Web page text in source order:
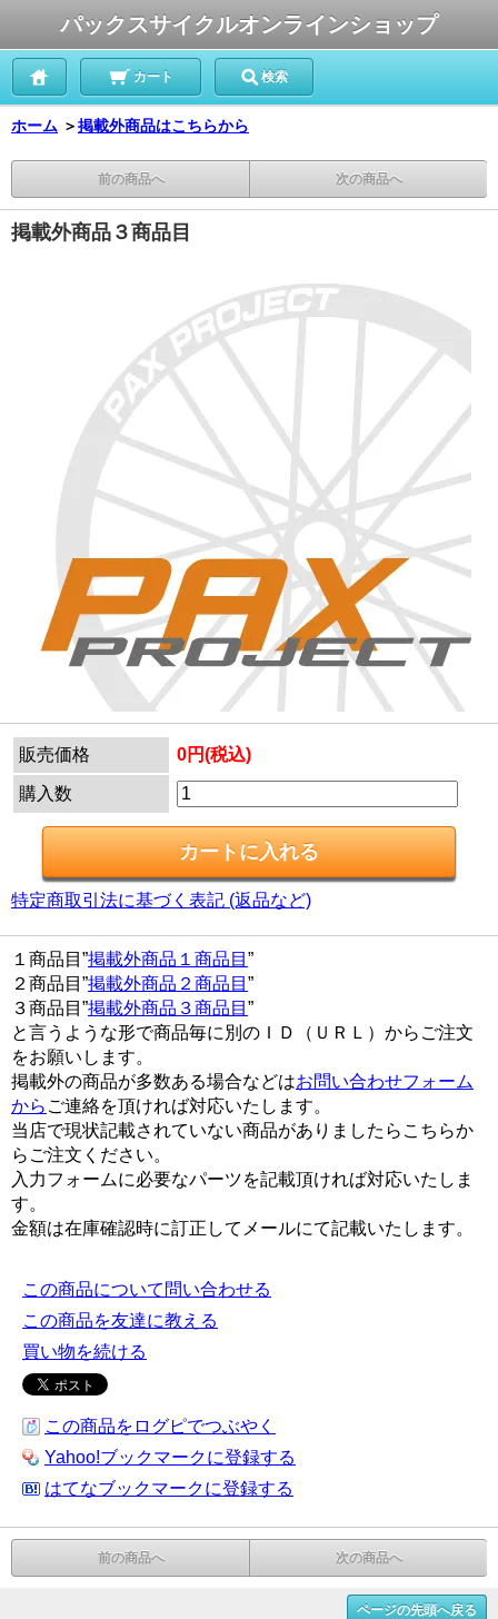
パックスサイクルオンラインショップ
カート 検索
ホーム ＞掲載外商品はこちらから
前の商品へ 次の商品へ
掲載外商品３商品目
販売価格 0円(税込)
購入数
特定商取引法に基づく表記 (返品など)
１商品目”掲載外商品１商品目 ”
２商品目”掲載外商品２商品目 ”
３商品目”掲載外商品３商品目 ”
と言うような形で商品毎に別のＩＤ（ＵＲＬ）からご注文
をお願いします。
掲載外の商品が多数ある場合などはお問い合わせフォーム
から ご連絡を頂ければ対応いたします。
当店で現状記載されていない商品がありましたらこちらか
らご注文ください。
入力フォームに必要なパーツを記載頂ければ対応いたしま
す。
金額は在庫確認時に訂正してメールにて記載いたします。
この商品について問い合わせる
この商品を友達に教える
買い物を続ける
この商品をログピでつぶやく
Yahoo!ブックマークに登録する
はてなブックマークに登録する
前の商品へ 次の商品へ
ページの先頭へ戻る